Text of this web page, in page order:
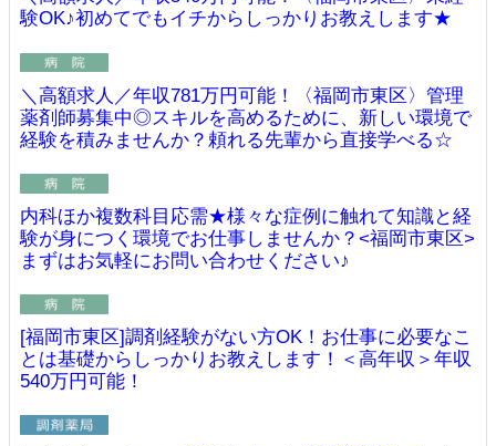
験OK♪初めてでもイチからしっかりお教えします★
＼高額求人／年収781万円可能！〈福岡市東区〉管理
薬剤師募集中◎スキルを高めるために、新しい環境で
経験を積みませんか？頼れる先輩から直接学べる☆
内科ほか複数科目応需★様々な症例に触れて知識と経
験が身につく環境でお仕事しませんか？<福岡市東区>
まずはお気軽にお問い合わせください♪
[福岡市東区]調剤経験がない方OK！お仕事に必要なこ
とは基礎からしっかりお教えします！＜高年収＞年収
540万円可能！